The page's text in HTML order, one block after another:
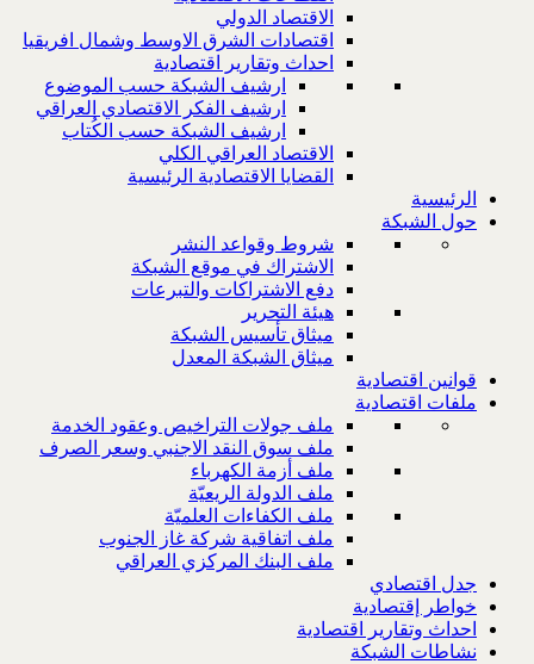
الاقتصاد الدولي
اقتصادات الشرق الاوسط وشمال افريقيا
احداث وتقارير اقتصادية
ارشيف الشبكة حسب الموضوع
ارشيف الفكر الاقتصادي العراقي
ارشيف الشبكة حسب الكُتاب
الاقتصاد العراقي الكلي
القضايا الاقتصادية الرئيسية
الرئيسية
حول الشبكة
شروط وقواعد النشر
الاشتراك في موقع الشبكة
دفع الاشتراكات والتبرعات
هيئة التحرير
ميثاق تأسيس الشبكة
ميثاق الشبكة المعدل
قوانين اقتصادية
ملفات اقتصادية
ملف جولات التراخيص وعقود الخدمة
ملف سوق النقد الاجنبي وسعر الصرف
ملف أزمة الكهرباء
ملف الدولة الريعيّة
ملف الكفاءات العلميّة
ملف اتفاقية شركة غاز الجنوب
ملف البنك المركزي العراقي
جدل اقتصادي
خواطر إقتصادية
احداث وتقارير اقتصادية
نشاطات الشبكة